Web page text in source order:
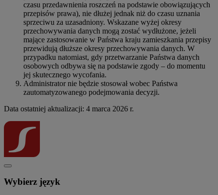
czasu przedawnienia roszczeń na podstawie obowiązujących
przepisów prawa), nie dłużej jednak niż do czasu uznania
sprzeciwu za uzasadniony. Wskazane wyżej okresy
przechowywania danych mogą zostać wydłużone, jeżeli
mające zastosowanie w Państwa kraju zamieszkania przepisy
przewidują dłuższe okresy przechowywania danych. W
przypadku natomiast, gdy przetwarzanie Państwa danych
osobowych odbywa się na podstawie zgody – do momentu
jej skutecznego wycofania.
Administrator nie będzie stosował wobec Państwa
zautomatyzowanego podejmowania decyzji.
Data ostatniej aktualizacji: 4 marca 2026 r.
Wybierz język